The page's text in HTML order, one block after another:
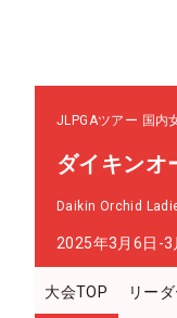
JLPGAツアー 国内
ダイキンオ
Daikin Orchid
2025年3月6日-3
大会TOP リー